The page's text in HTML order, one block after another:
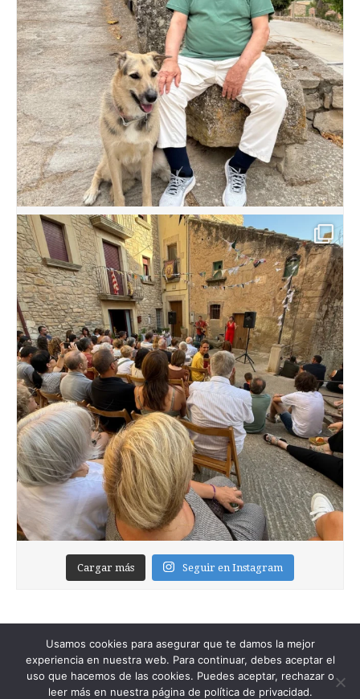
Cargar más Seguir en Instagram
Usamos cookies para asegurar que te damos la mejor
experiencia en nuestra web. Para continuar, debes aceptar el
uso que hacemos de las cookies. Puedes aceptar, rechazar o
leer más en nuestra página de política de privacidad.